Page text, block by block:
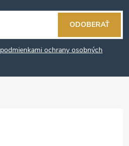
podmienkami ochrany osobných
ODOBERAŤ